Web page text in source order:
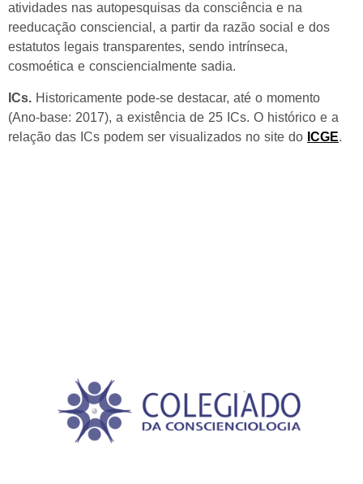
atividades nas autopesquisas da consciência e na
reeducação consciencial, a partir da razão social e dos
estatutos legais transparentes, sendo intrínseca,
cosmoética e consciencialmente sadia.
ICs. Historicamente pode-se destacar, até o momento
(Ano-base: 2017), a existência de 25 ICs. O histórico e a
relação das ICs podem ser visualizados no site do ICGE.